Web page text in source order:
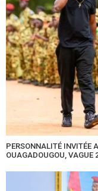
PERSONNALITÉ INVITÉE
OUAGADOUGOU, VAGUE